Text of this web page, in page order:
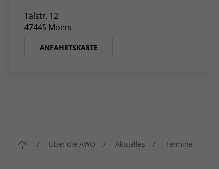
Talstr. 12
47445 Moers
ANFAHRTSKARTE
Über die AWO Aktuelles Termine